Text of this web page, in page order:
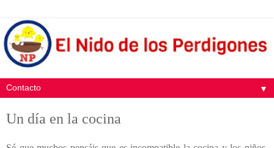
▼
Un día en la cocina